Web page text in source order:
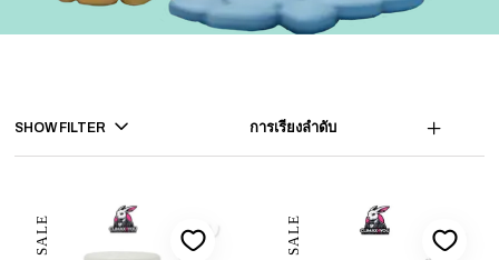
SHOW FILTER การเรียงลำดับ